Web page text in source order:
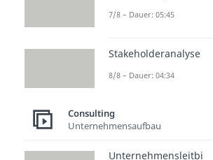
Case
Cleanflix
Aufgabe
Analyse
Dauer: 05:13
Case
Cleanflix
Dauer: 08:39
7/8 – Dauer: 05:45
Stakeholderanalyse
8/8 – Dauer: 04:34
Consulting
Unternehmensaufbau
Unternehmensleitbi